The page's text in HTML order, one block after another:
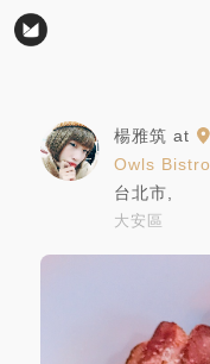
楊雅筑 at
Owls
台北市
大安區